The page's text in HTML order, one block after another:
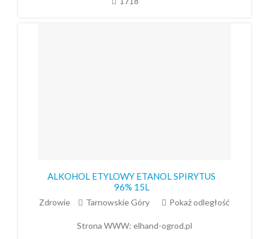
ALKOHOL ETYLOWY ETANOL SPIRYTUS
96% 15L
Zdrowie Tarnowskie Góry Pokaż odległość
Strona WWW: elhand-ogrod.pl